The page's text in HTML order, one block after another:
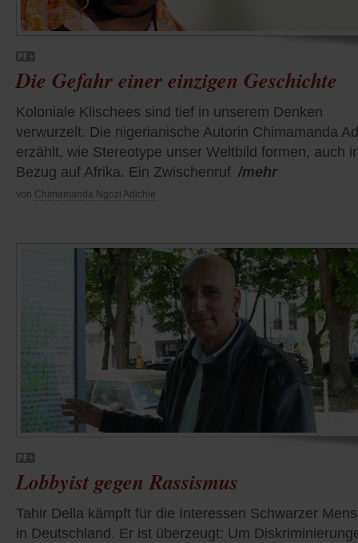
Die Gefahr einer einzigen Geschichte
Koloniale Klischees sind tief in unserem Denken
verwurzelt. Die nigerianische Autorin Chimamanda
erzählt, wie Stereotype unser Weltbild formen, auch
Bezug auf Afrika. Ein Zwischenruf /mehr
von Chimamanda Ngozi Adichie
Lobbyist gegen Rassismus
Tahir Della kämpft für die Interessen Schwarzer
in Deutschland. Er ist überzeugt: Um